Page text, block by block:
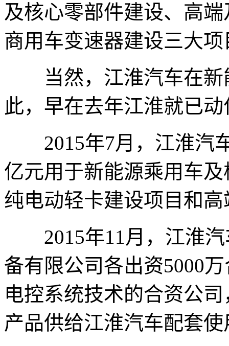
及核心零部件建设、高
商用车变速器建设三大项
当然，江淮汽车在新
此，早在去年江淮就已
2015年7月，江淮汽车
亿元用于新能源乘用车
纯电动轻卡建设项目和
2015年11月，江淮汽
备有限公司各出资5000
电控系统技术的合资公
产品供给江淮汽车配套使